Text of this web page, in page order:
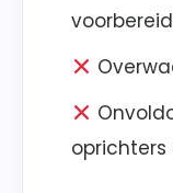
oprichters